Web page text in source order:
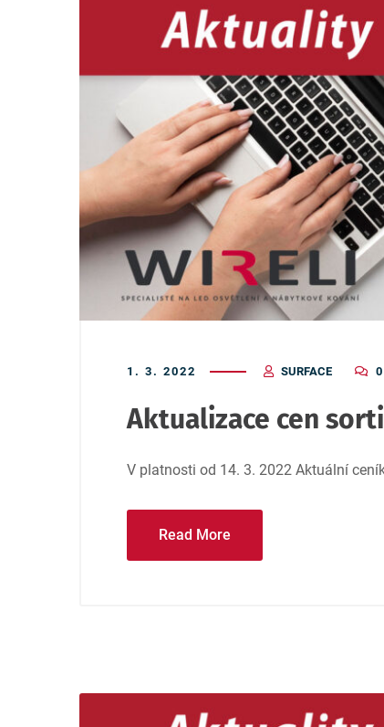
1. 3. 2022 SURFACE
Aktualizace cen
V platnosti od 14. 3. 2022 Aktuální
Read More